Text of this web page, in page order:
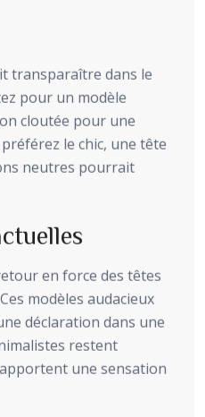
transparaître dans le
pour un modèle
cloutée pour une
le chic, une tête
neutres pourrait
en force des têtes
modèles audacieux
déclaration dans une
restent
une sensation